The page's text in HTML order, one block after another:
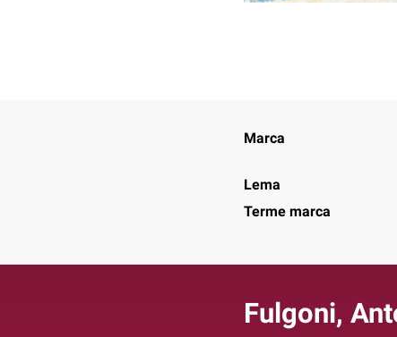
Marca
Lema
Terme marca
Fulgoni,